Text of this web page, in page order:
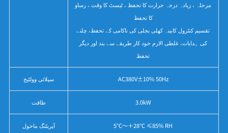
مرحلہ ، زیادہ درجہ حرارت کا تحفظ ، ٹیسٹ کا وقت ، رساو
کا تحفظ
تقسیم کنٹرول کابینہ کھلی بجلی کی ناکامی کے تحفظ، چلنے
کی ہدایات، غلطی الارم خود کار طریقے سے بند اور دیگر
تحفظ
سپلائی وولٹیج AC380V±10% 50Hz
طاقت 3.0kW
آپریٹنگ ماحول 5℃～＋28℃ ≤85% RH